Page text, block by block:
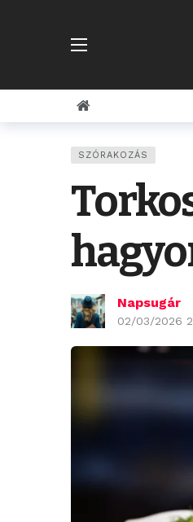
SZÓRAKOZÁS
Napsugár
02/03/2026